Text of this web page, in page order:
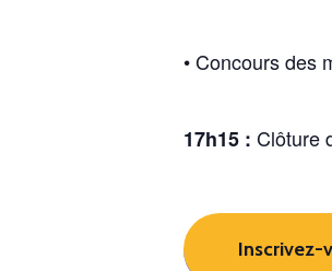
• Concours des
17h15 : Clôture
Inscrivez-